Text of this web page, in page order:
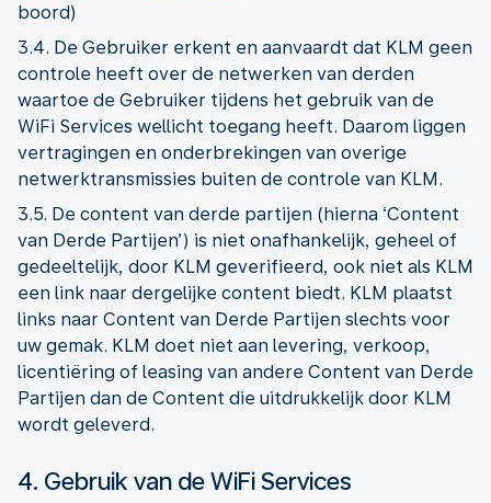
boord)
3.4. De Gebruiker erkent en aanvaardt dat KLM geen
controle heeft over de netwerken van derden
waartoe de Gebruiker tijdens het gebruik van de
WiFi Services wellicht toegang heeft. Daarom liggen
vertragingen en onderbrekingen van overige
netwerktransmissies buiten de controle van KLM.
3.5. De content van derde partijen (hierna ‘Content
van Derde Partijen’) is niet onafhankelijk, geheel of
gedeeltelijk, door KLM geverifieerd, ook niet als KLM
een link naar dergelijke content biedt. KLM plaatst
links naar Content van Derde Partijen slechts voor
uw gemak. KLM doet niet aan levering, verkoop,
licentiëring of leasing van andere Content van Derde
Partijen dan de Content die uitdrukkelijk door KLM
wordt geleverd.
4. Gebruik van de WiFi Services